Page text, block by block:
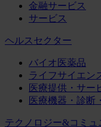
金融サービス
サービス
ヘルスセクター
バイオ医薬品
ライフサイエン
医療提供・サー
医療機器・診断
テクノロジー&コミュ